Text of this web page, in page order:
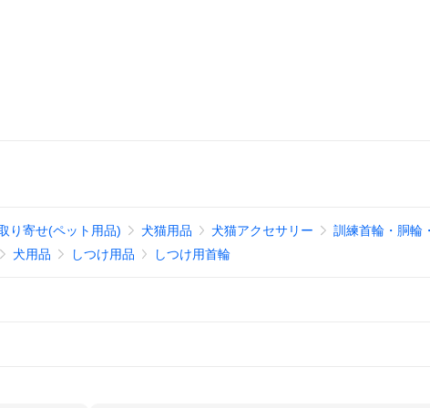
り寄せ(ペット用品) 犬猫用品 犬猫アクセサリー
訓練首輪・胴輪
犬用品 しつけ用品 しつけ用首輪